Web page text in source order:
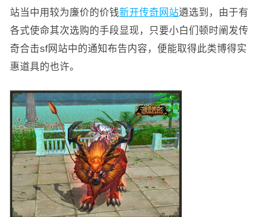
站当中用较为廉价的价钱新开传奇网站遴选到，由于有
各式使命其次选购的手段显现，只要小白们顿时阐发传
奇合击sf网站中的通知布告内容，便能取得此类博得实
惠道具的也许。